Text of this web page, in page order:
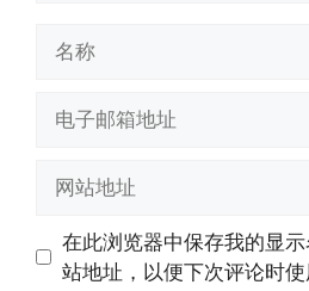
址
址
在此浏览器中保存我的显
站地址，以便下次评论时使